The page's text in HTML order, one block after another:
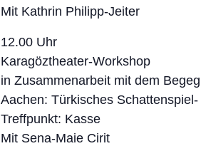
Mit Kathrin Philipp-Jeiter
12.00 Uhr
Karagöztheater-Workshop
in Zusammenarbeit mit dem
Aachen: Türkisches
Treffpunkt: Kasse
Mit Sena-Maie Cirit